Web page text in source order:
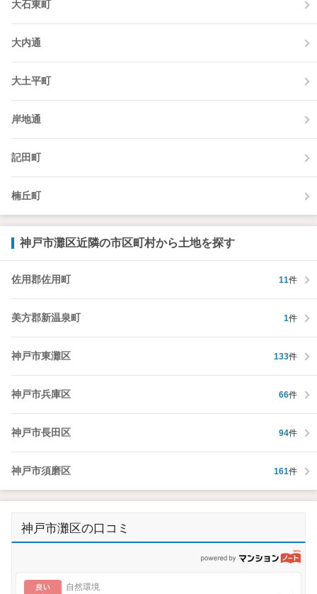
大石東町
大内通
大土平町
岸地通
記田町
楠丘町
神戸市灘区近隣の市区町村から土地を探す
佐用郡佐用町 11件
美方郡新温泉町 1件
神戸市東灘区 133件
神戸市兵庫区 66件
神戸市長田区 94件
神戸市須磨区 161件
神戸市灘区の口コミ
良い
自然環境